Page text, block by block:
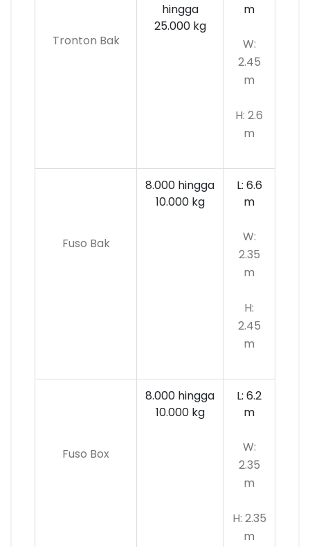
Tronton Bak
hingga
25.000 kg
m
W:
2.45
m
H: 2.6
m
Fuso Bak
8.000 hingga
10.000kg
L: 6.6
m
W:
2.35
m
H:
2.45
m
Fuso Box
8.000 hingga
10.000 kg
L: 6.2
m
W:
2.35
m
H: 2.35
m